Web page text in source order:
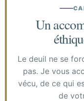
Un
Le deuil ne se
pas. Je vous
vécu, de ce qui
de